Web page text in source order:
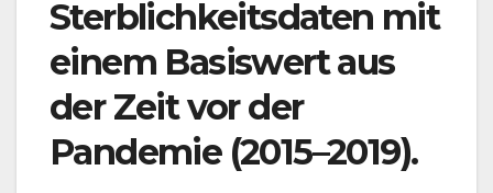
Sterblichkeitsdaten mit
einem Basiswert aus
der Zeit vor der
Pandemie (2015–2019).